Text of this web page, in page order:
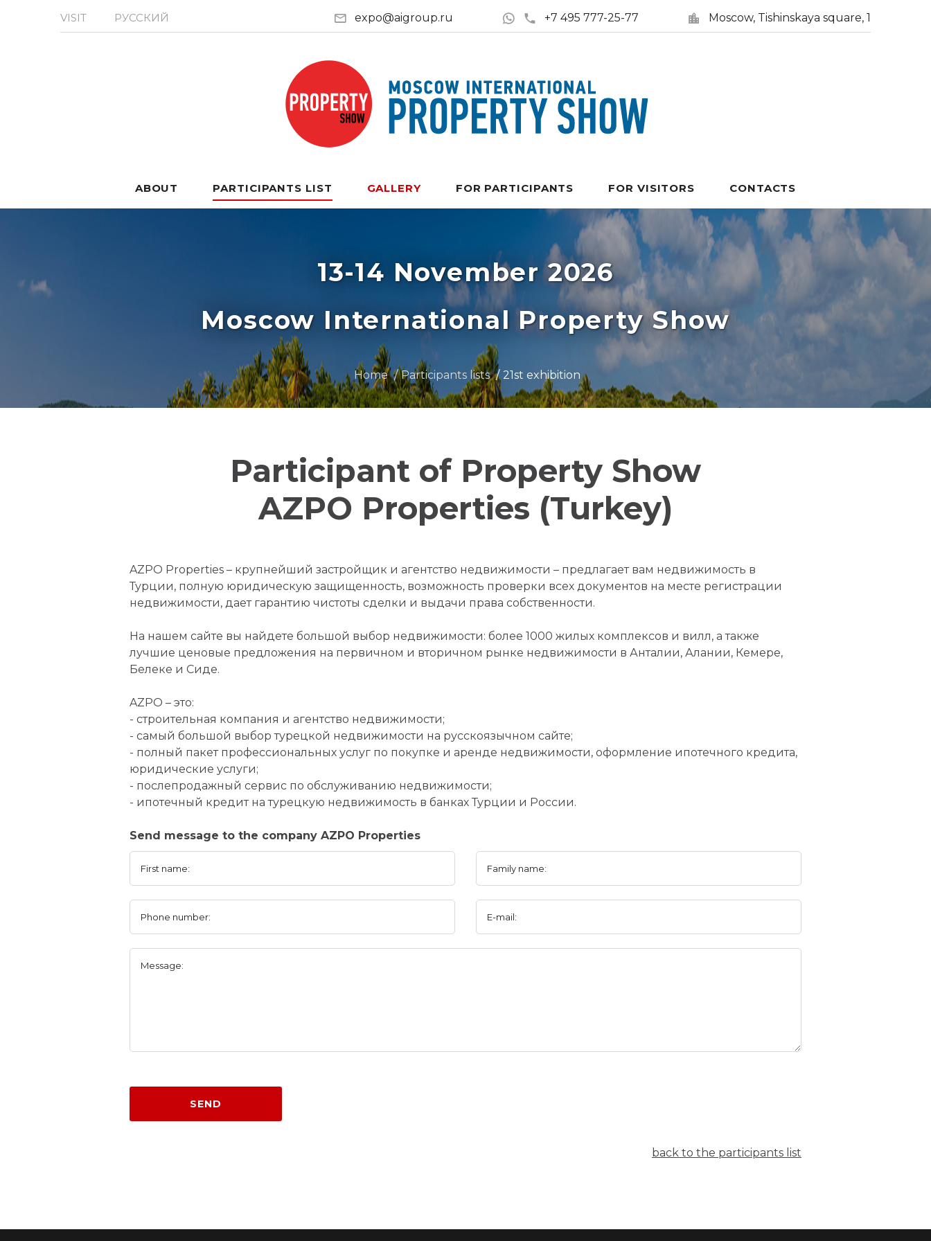
VISIT РУССКИЙ expo@aigroup.ru +7 495 777-25-77 Moscow, Tishinskaya square, 1
ABOUT PARTICIPANTS LIST GALLERY FOR PARTICIPANTS FOR VISITORS CONTACTS
13-14 November 2026
Moscow International Property Show
Home Participants lists 21st exhibition
Participant of Property Show
AZPO Properties (Turkey)
AZPO Properties – крупнейший застройщик и агентство недвижимости – предлагает вам недвижимость в
Турции, полную юридическую защищенность, возможность проверки всех документов на месте регистрации
недвижимости, дает гарантию чистоты сделки и выдачи права собственности.
На нашем сайте вы найдете большой выбор недвижимости: более 1000 жилых комплексов и вилл, а также
лучшие ценовые предложения на первичном и вторичном рынке недвижимости в Анталии, Алании, Кемере,
Белеке и Сиде.
AZPO – это:
- строительная компания и агентство недвижимости;
- самый большой выбор турецкой недвижимости на русскоязычном сайте;
- полный пакет профессиональных услуг по покупке и аренде недвижимости, оформление ипотечного кредита,
юридические услуги;
- послепродажный сервис по обслуживанию недвижимости;
- ипотечный кредит на турецкую недвижимость в банках Турции и России.
Send message to the company AZPO Properties
First name: Family name:
Phone number: E-mail:
Message:
SEND
back to the participants list